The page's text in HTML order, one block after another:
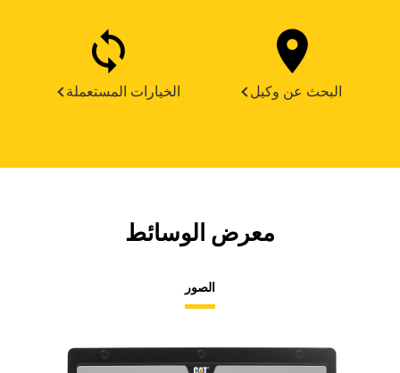
الخيارات المستعملة البحث عن وكيل
معرض الوسائط
الصور